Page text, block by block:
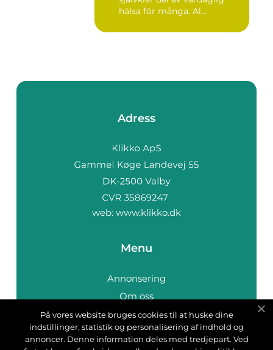
hälsa för många. Al...
Adress
web: www.klikko.dk
Menu
Annonsering
Om oss
Cookies
Kontakta oss
På vores website bruges cookies til at huske dine
indstillinger, statistik og personalisering af indhold og
annoncer. Denne information deles med tredjepart. Ved